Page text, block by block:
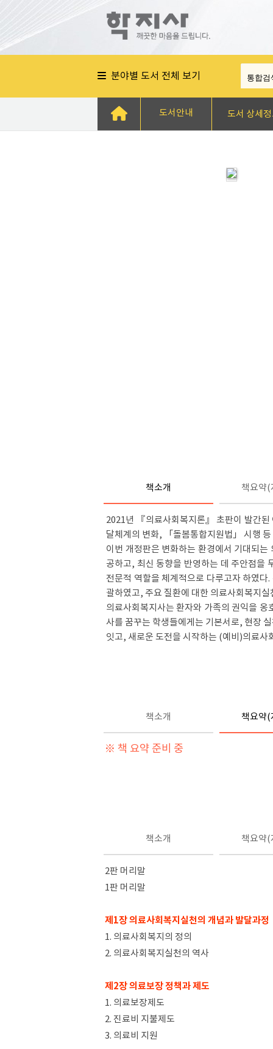
분야별 도서 전체 보기
도서안내 도서 상세
책소개 책요약(
2021년 『의료사회복지론』초판이 발간
달체계의 변화, 「돌봄통합지원법 」 시행
이번 개정판은 변화하는 환경에서 기대되
공하고, 최신 동향을 반영하는 데 주안점을
전문적 역할을 체계적으로 다루고자 하였다.
괄하였고, 주요 질환에 대한 의료사회복지
의료사회복지사는 환자와 가족의 권익을 옹
사를 꿈꾸는 학생들에게는 기본서로, 현장
잇고, 새로운 도전을 시작하는 (예비)의료사
책소개 책요약(
※ 책 요약 준비 중
책소개 책요약(
2판 머리말
1판 머리말
제1장 의료사회복지실천의 개념과 발달과정
1. 의료사회복지의 정의
2. 의료사회복지실천의 역사
제2장 의료보장 정책과 제도
1. 의료보장제도
2. 진료비 지불제도
3. 의료비 지원